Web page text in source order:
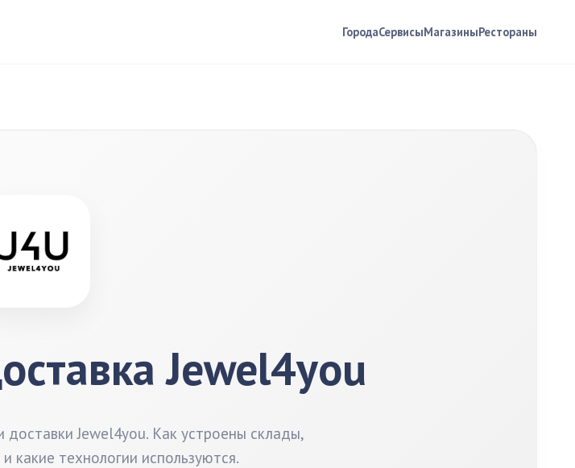
ГородаСервисыМагазиныРестораны
Jewel4you
Jewel4you. Как устроены склады,
какие технологии используются.